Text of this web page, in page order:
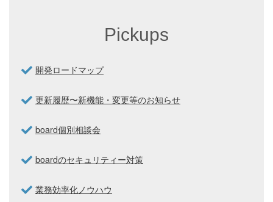
Pickups
開発ロードマップ
更新履歴〜新機能・変更等のお知らせ
board個別相談会
boardのセキュリティー対策
業務効率化ノウハウ